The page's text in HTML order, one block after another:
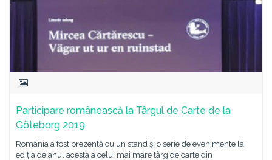
Participare românească la Târgul de Carte de la
Göteborg 2019
România a fost prezentă cu un stand și o serie de evenimente la
ediția de anul acesta a celui mai mare târg de carte din